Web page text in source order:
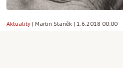
Aktuality | Martin Staněk | 1.6.2018 00:00